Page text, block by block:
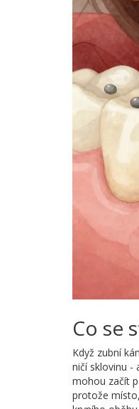
Co se
Když zubní
ničí sklovinu -
mohou začít
protože